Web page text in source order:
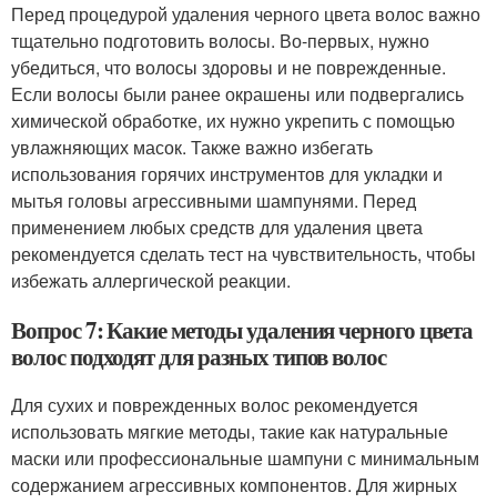
Перед процедурой удаления черного цвета волос важно
тщательно подготовить волосы. Во-первых, нужно
убедиться, что волосы здоровы и не поврежденные.
Если волосы были ранее окрашены или подвергались
химической обработке, их нужно укрепить с помощью
увлажняющих масок. Также важно избегать
использования горячих инструментов для укладки и
мытья головы агрессивными шампунями. Перед
применением любых средств для удаления цвета
рекомендуется сделать тест на чувствительность, чтобы
избежать аллергической реакции.
Вопрос 7: Какие методы удаления черного цвета
волос подходят для разных типов волос
Для сухих и поврежденных волос рекомендуется
использовать мягкие методы, такие как натуральные
маски или профессиональные шампуни с минимальным
содержанием агрессивных компонентов. Для жирных